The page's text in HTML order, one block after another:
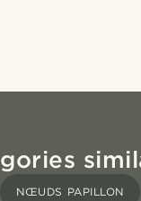
NŒUDS PAPILLON